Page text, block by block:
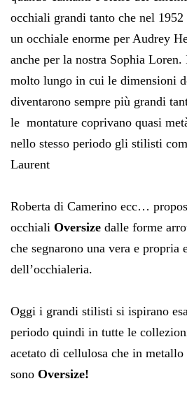
occhiali grandi tanto che nel
un occhiale enorme per Audrey
anche per la nostra Sophia
molto lungo in cui le dimensioni
diventarono sempre più grandi
le montature coprivano quasi
nello stesso periodo gli stilisti
Laurent
Roberta di Camerino ecc…
occhiali Oversize dalle forme
che segnarono una vera e propria
dell’occhialeria.
Oggi i grandi stilisti si ispirano
periodo quindi in tutte le
acetato di cellulosa che in metallo
sono Oversize!